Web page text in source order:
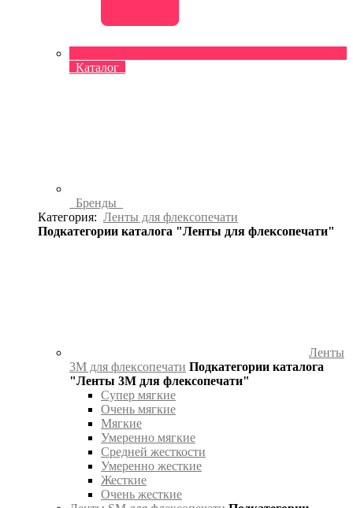
Каталог
Бренды
Категория: Ленты для флексопечати
Подкатегории каталога "Ленты для флексопечати"
Ленты
3М для флексопечати Подкатегории каталога
"Ленты 3М для флексопечати"
Супер мягкие
Очень мягкие
Мягкие
Умеренно мягкие
Средней жесткости
Умеренно жесткие
Жесткие
Очень жесткие